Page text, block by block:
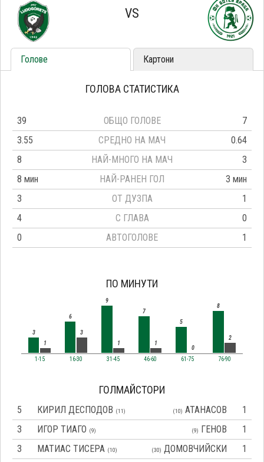
VS
Голове Картони
ГОЛОВА СТАТИСТИКА
39 ОБЩО ГОЛОВЕ
7
3.55
СРЕДНО НА МАЧ
0.64
8
НАЙ-МНОГО НА МАЧ
3
8 мин
НАЙ-РАНЕН ГОЛ
3 мин
3
ОТ ДУЗПА
1
4
С ГЛАВА
0
0
АВТОГОЛОВЕ 1
ПО МИНУТИ
3
1
1-15
6
3
16-30
9
1
31-45
7
1
46-60
5
0
61-75
8
2
76-90
ГОЛМАЙСТОРИ
5 КИРИЛ ДЕСПОДОВ (11) (10) АТАНАСОВ
1
3
ИГОР ТИАГО (9) (9) ГЕНОВ
1
3
МАТИАС ТИСЕРА (10) (30) ДОМОВЧИЙСКИ
1